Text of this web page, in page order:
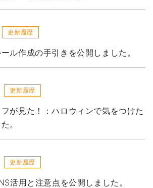
更新履歴
ル作成の手引きを公開しました。
更新履歴
が見た！：ハロウィンで気をつけた
。
更新履歴
活用と注意点を公開しました。